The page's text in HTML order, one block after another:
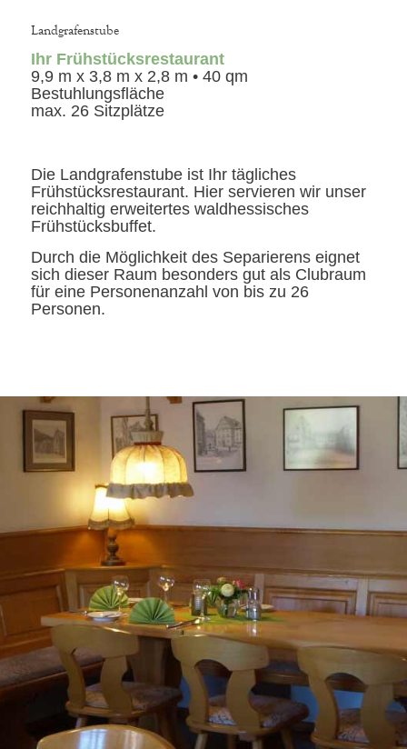
Landgrafenstube
Ihr Frühstücksrestaurant
9,9 m x 3,8 m x 2,8 m • 40 qm
Bestuhlungsfläche
max. 26 Sitzplätze
Die Landgrafenstube ist Ihr tägliches
Frühstücksrestaurant. Hier servieren wir unser
reichhaltig erweitertes waldhessisches
Frühstücksbuffet.
Durch die Möglichkeit des Separierens eignet
sich dieser Raum besonders gut als Clubraum
für eine Personenanzahl von bis zu 26
Personen.